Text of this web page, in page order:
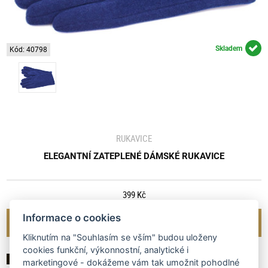
Kód: 40798 Skladem
RUKAVICE
ELEGANTNÍ ZATEPLENÉ DÁMSKÉ RUKAVICE
399 Kč
AKCE
Informace o cookies
Kliknutím na "Souhlasím se vším" budou uloženy
cookies funkční, výkonnostní, analytické i
marketingové - dokážeme vám tak umožnit pohodlné